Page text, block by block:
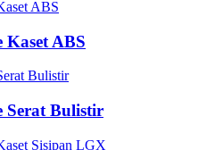
Kaset ABS
Serat Bulistir